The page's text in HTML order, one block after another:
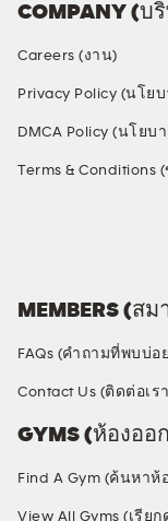
COMPANY (บ
Careers (งาน)
Privacy Policy (นโย
DMCA Policy (นโยบ
Terms &
GYMS (ห้องออ
Find A Gym (ค้นหาห้
View All Gyms (เรีย
MEMBERS (ส
FAQs (คำถามที่พบบ่อ
Contact Us (ติดต่อเร